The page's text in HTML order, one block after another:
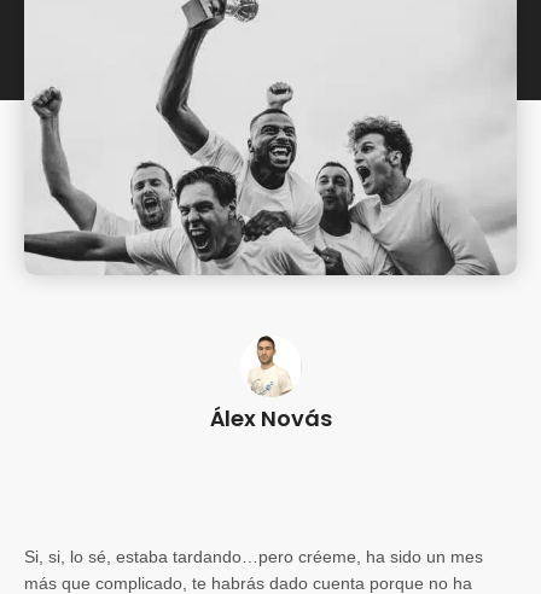
Álex Novás
Si, si, lo sé, estaba tardando…pero créeme, ha sido un mes
más que complicado, te habrás dado cuenta porque no ha